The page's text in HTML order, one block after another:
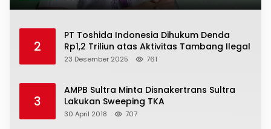
2
PT Toshida Indonesia Dihukum Denda
Rp1,2 Triliun atas Aktivitas Tambang Ilegal
23 Desember 2025 761
3
AMPB Sultra Minta Disnakertrans Sultra
Lakukan Sweeping TKA
30 April 2018 707